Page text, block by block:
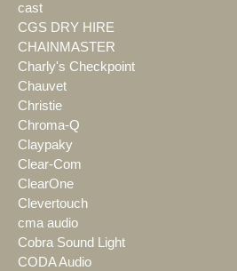
cast
CGS DRY HIRE
CHAINMASTER
Charly's Checkpoint
Chauvet
Christie
Chroma-Q
Claypaky
Clear-Com
ClearOne
Clevertouch
cma audio
Cobra Sound Light
CODA Audio